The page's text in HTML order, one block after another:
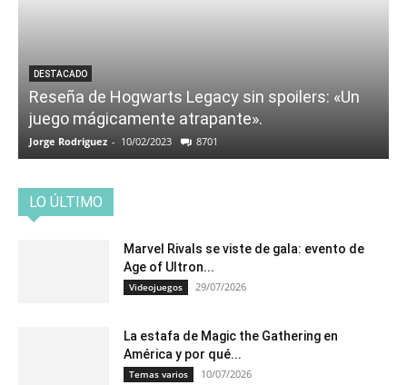
DESTACADO
Reseña de Hogwarts Legacy sin spoilers: «Un
juego mágicamente atrapante».
Jorge Rodriguez - 10/02/2023 8701
LO ÚLTIMO
Marvel Rivals se viste de gala: evento de
Age of Ultron...
Videojuegos 29/07/2026
La estafa de Magic the Gathering en
América y por qué...
Temas varios 10/07/2026